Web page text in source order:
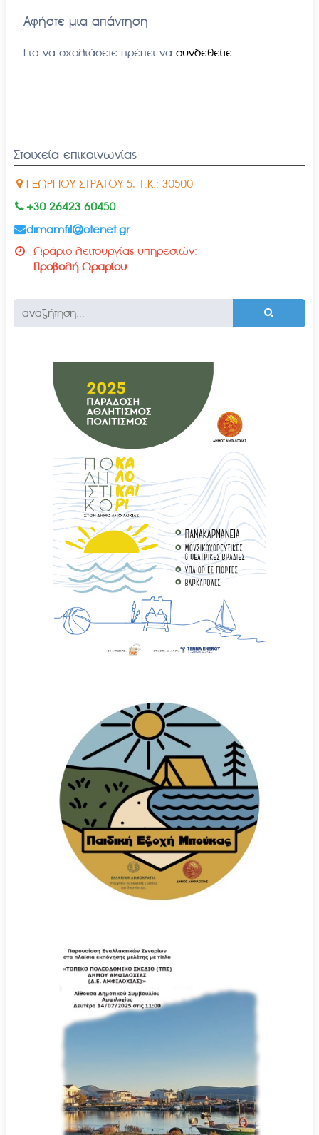
Αφήστε μια απάντηση
Για να σχολιάσετε πρέπει να συνδεθείτε.
Στοιχεία επικοινωνίας
ΓΕΩΡΓΙΟΥ ΣΤΡΑΤΟΥ 5, Τ.Κ.: 30500
+30 26423 60450
dimamfil@otenet.gr
Ωράριο λειτουργίας υπηρεσιών:
Προβολή Ωραρίου